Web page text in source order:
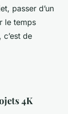
passer d’un
le temps
de
4K